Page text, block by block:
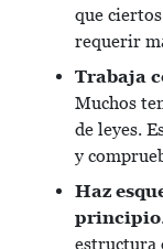
que
requerir
Trabaja
Muchos
de leyes.
y
Haz
principio
estructura